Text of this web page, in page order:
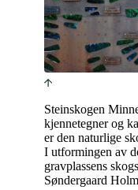
Steinskogen
kjennetegner og
er den naturlige
I utformingen av
gravplassens
Søndergaard Holm